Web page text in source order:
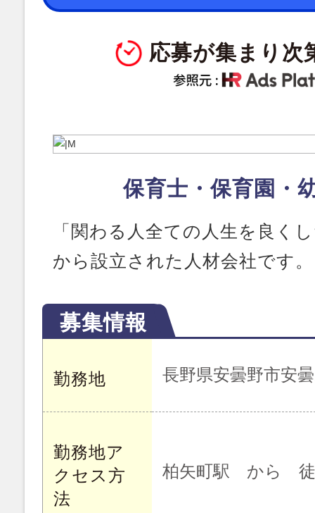
応募が集まり次
保育士・保育園・
「関わる人全ての人生を良く
から設立された人材会社です。
募集情報
勤務地 長野県安曇野市安
勤務地ア
クセス方
法
柏矢町駅 から 徒